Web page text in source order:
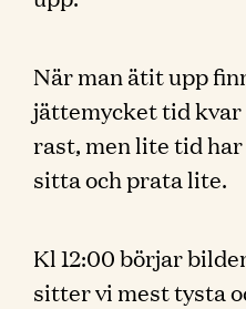
När man ätit upp
jättemycket tid kvar
rast, men lite tid
sitta och prata lite.
Kl 12:00 börjar
sitter vi mest tysta